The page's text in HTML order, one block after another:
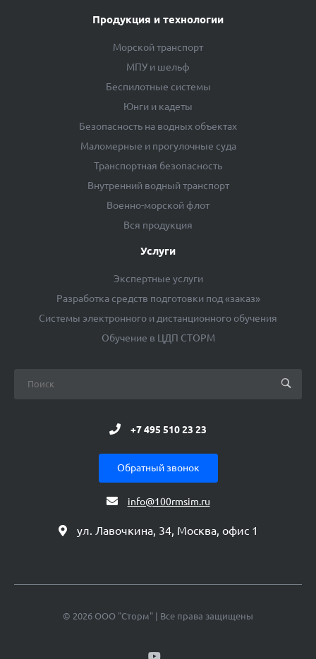
Продукция и технологии
Морской транспорт
МПУ и шельф
Беспилотные системы
Юнги и кадеты
Безопасность на водных объектах
Маломерные и прогулочные суда
Транспортная безопасность
Внутренний водный транспорт
Военно-морской флот
Вся продукция
Услуги
Экспертные услуги
Разработка средств подготовки под «заказ»
Системы электронного и дистанционного обучения
Обучение в ЦДП СТОРМ
+7 495 510 23 23
Обратный звонок
info@100rmsim.ru
ул. Лавочкина, 34, Москва, офис 1
© 2026 ООО "Сторм" | Все права защищены